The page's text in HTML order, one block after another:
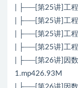
| ├──[第25讲]工
| ├──[第25讲]工
| ├──[第25讲]工
| ├──[第25讲]工
| ├──[第26讲]因
1.mp426.93M